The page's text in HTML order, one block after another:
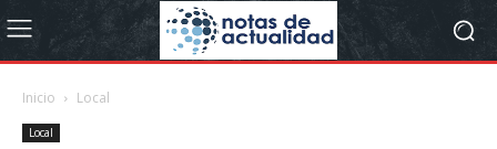
Inicio Local
Local